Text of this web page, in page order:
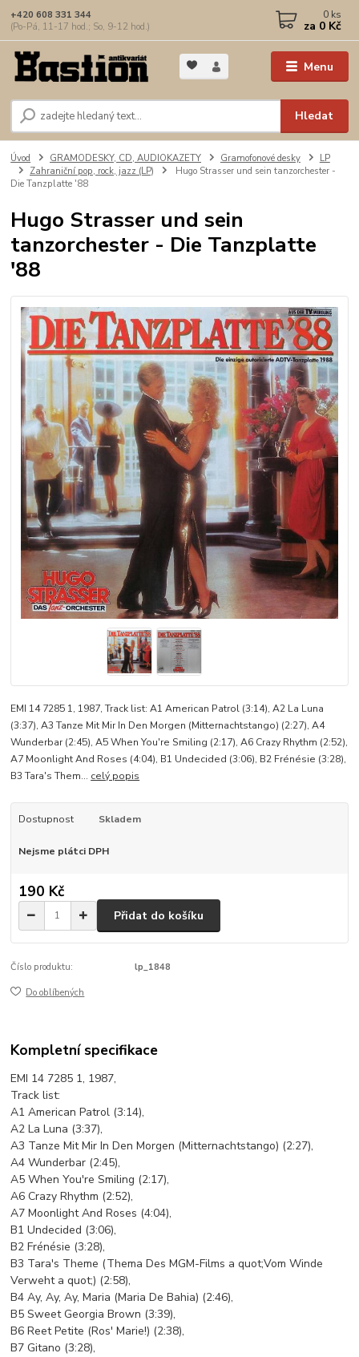
Menu
Hledat
+420 608 331 344
(Po-Pá, 11-17 hod.; So, 9-12 hod.)
0 ks
za 0 Kč
Úvod GRAMODESKY, CD, AUDIOKAZETY Gramofonové desky
LP
Zahraniční pop, rock, jazz (LP)
Hugo Strasser und sein tanzorchester -
Die Tanzplatte '88
Hugo Strasser und sein
tanzorchester - Die Tanzplatte
'88
EMI 14 7285 1, 1987, Track list: A1 American Patrol (3:14), A2 La Luna
(3:37), A3 Tanze Mit Mir In Den Morgen (Mitternachtstango) (2:27), A4
Wunderbar (2:45), A5 When You're Smiling (2:17), A6 Crazy Rhythm (2:52),
A7 Moonlight And Roses (4:04), B1 Undecided (3:06), B2 Frénésie (3:28),
B3 Tara's Them... celý popis
Dostupnost Skladem
Nejsme plátci DPH
190 Kč
Přidat do košíku
Číslo produktu: lp_1848
Do oblíbených
Kompletní specifikace
EMI 14 7285 1, 1987,
Track list:
A1 American Patrol (3:14),
A2 La Luna (3:37),
A3 Tanze Mit Mir In Den Morgen (Mitternachtstango) (2:27),
A4 Wunderbar (2:45),
A5 When You're Smiling (2:17),
A6 Crazy Rhythm (2:52),
A7 Moonlight And Roses (4:04),
B1 Undecided (3:06),
B2 Frénésie (3:28),
B3 Tara's Theme (Thema Des MGM-Films a quot;Vom Winde
Verweht a quot;) (2:58),
B4 Ay, Ay, Ay, Maria (Maria De Bahia) (2:46),
B5 Sweet Georgia Brown (3:39),
B6 Reet Petite (Ros' Marie!) (2:38),
B7 Gitano (3:28),